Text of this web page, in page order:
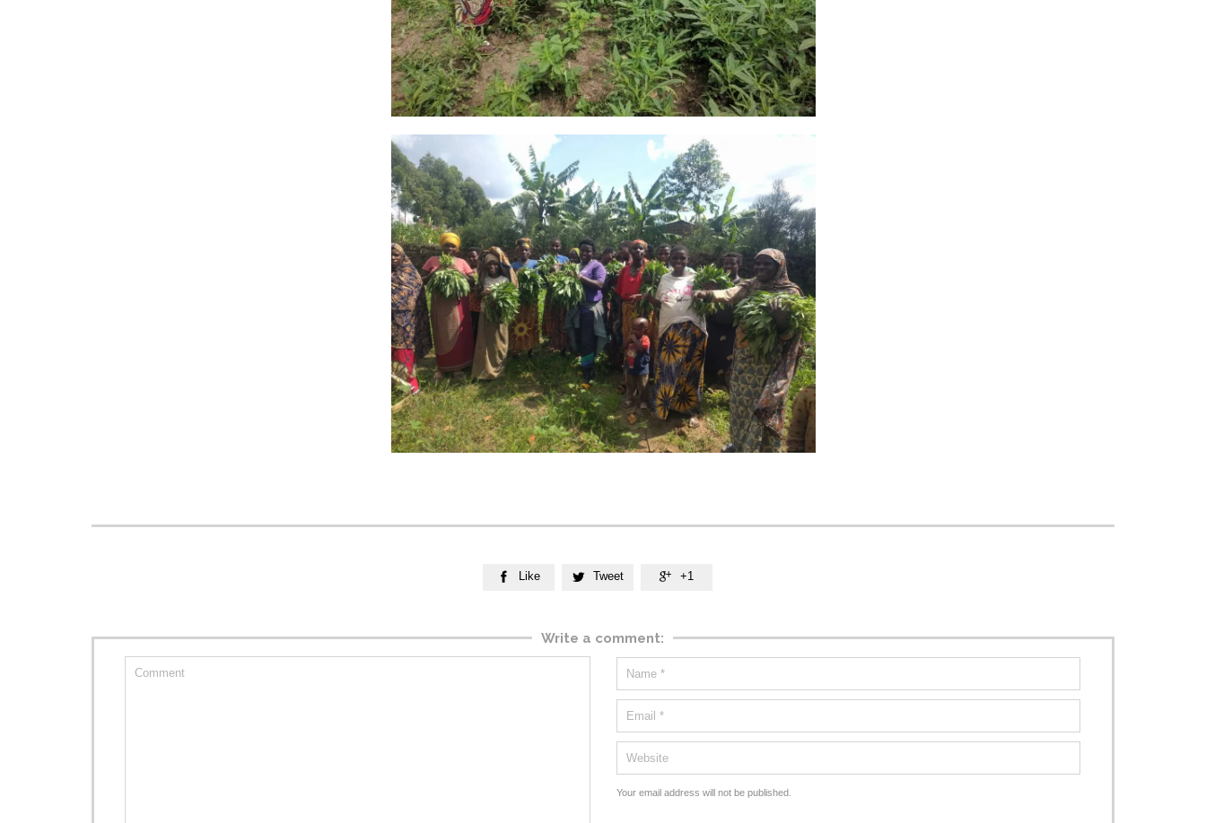
 Like  Tweet  +1
Write a comment:
Your email address will not be published.